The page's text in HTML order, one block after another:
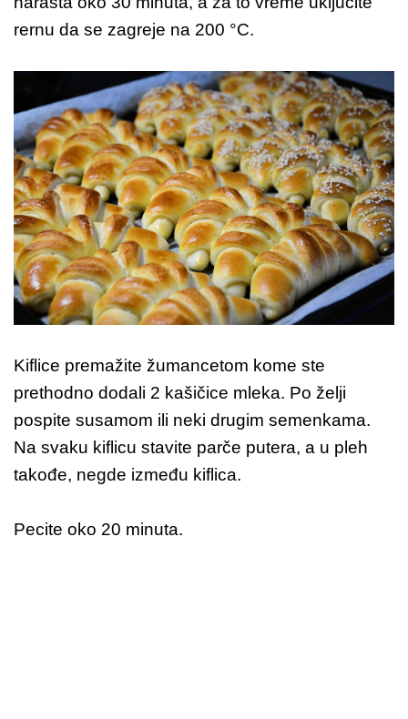
rernu da se zagreje na 200 °C.
Kiflice premažite žumancetom kome ste
prethodno dodali 2 kašičice mleka. Po želji
pospite susamom ili neki drugim semenkama.
Na svaku kiflicu stavite parče putera, a u pleh
takođe, negde između kiflica.
Pecite oko 20 minuta.